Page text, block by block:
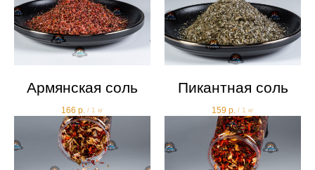
Армянская соль
166 р. / 1 кг
Пикантная соль
159 р. / 1 кг